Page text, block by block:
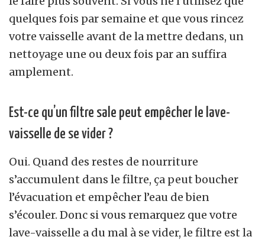
quelques fois par semaine et que vous rincez
votre vaisselle avant de la mettre dedans, un
nettoyage une ou deux fois par an suffira
amplement.
Est-ce qu’un filtre sale peut empêcher le lave-
vaisselle de se vider ?
Oui. Quand des restes de nourriture
s’accumulent dans le filtre, ça peut boucher
l’évacuation et empêcher l’eau de bien
s’écouler. Donc si vous remarquez que votre
lave-vaisselle a du mal à se vider, le filtre est la